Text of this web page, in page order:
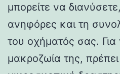
μπορείτε να
ανηφόρες και τη
του οχήματός σας.
μακροζωία της,